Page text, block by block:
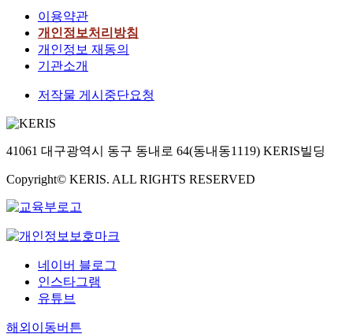
이용약관
개인정보처리방침
개인정보 재동의
기관소개
저작물 게시중단요청
41061 대구광역시 동구 동내로 64(동내동1119) KERIS빌딩
Copyright© KERIS. ALL RIGHTS RESERVED
네이버 블로그
인스타그램
유튜브
해외이동버튼